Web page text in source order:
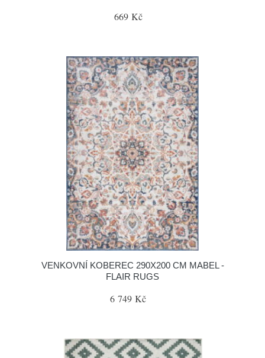
669 Kč
VENKOVNÍ KOBEREC 290X200 CM MABEL -
FLAIR RUGS
6 749 Kč